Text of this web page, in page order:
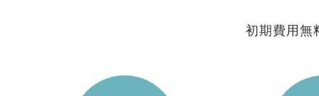
初期費用無